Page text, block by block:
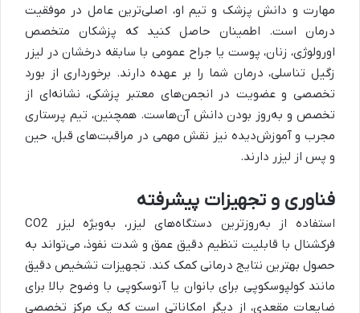
مهارت و دانش پزشک و تیم او، اصلی‌ترین عامل در موفقیت
درمان است. اطمینان حاصل کنید که پزشکان متخصص
اورولوژی، زنان، پوست یا جراح عمومی با سابقه درخشان در لیزر
زگیل تناسلی، درمان شما را بر عهده دارند. برخورداری از بورد
تخصصی و عضویت در انجمن‌های معتبر پزشکی، نشانه‌ای از
تخصص و به‌روز بودن دانش آن‌هاست. همچنین، تیم پرستاری
مجرب و آموزش‌دیده نیز نقش مهمی در مراقبت‌های قبل، حین
و پس از لیزر دارند.
فناوری و تجهیزات پیشرفته
استفاده از به‌روزترین دستگاه‌های لیزر، به‌ویژه لیزر CO2
فرکشنال با قابلیت تنظیم دقیق عمق و شدت نفوذ، می‌تواند به
حصول بهترین نتایج درمانی کمک کند. تجهیزات تشخیص دقیق
مانند کولپوسکوپی برای بانوان یا آنوسکوپی با وضوح بالا برای
ضایعات مقعدی، از دیگر امکاناتی است که یک مرکز تخصصی